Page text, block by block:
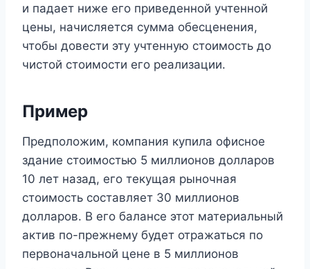
и падает ниже его приведенной учтенной
цены, начисляется сумма обесценения,
чтобы довести эту учтенную стоимость до
чистой стоимости его реализации.
Пример
Предположим, компания купила офисное
здание стоимостью 5 миллионов долларов
10 лет назад, его текущая рыночная
стоимость составляет 30 миллионов
долларов. В его балансе этот материальный
актив по-прежнему будет отражаться по
первоначальной цене в 5 миллионов